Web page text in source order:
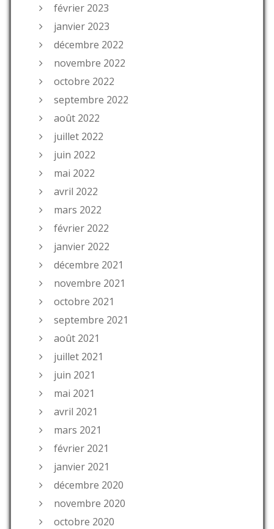
février 2023
janvier 2023
décembre 2022
novembre 2022
octobre 2022
septembre 2022
août 2022
juillet 2022
juin 2022
mai 2022
avril 2022
mars 2022
février 2022
janvier 2022
décembre 2021
novembre 2021
octobre 2021
septembre 2021
août 2021
juillet 2021
juin 2021
mai 2021
avril 2021
mars 2021
février 2021
janvier 2021
décembre 2020
novembre 2020
octobre 2020